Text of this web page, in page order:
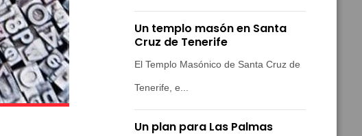
Un templo masón en Santa
Cruz de Tenerife
El Templo Masónico de Santa Cruz de
Tenerife, e...
Un plan para Las Palmas